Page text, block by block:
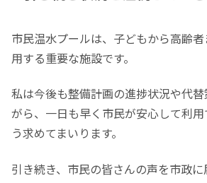
市民温水プールは、子どもから高齢
用する重要な施設です。
私は今後も整備計画の進捗状況や代
がら、一日も早く市民が安心して利
う求めてまいります。
引き続き、市民の皆さんの声を市政に